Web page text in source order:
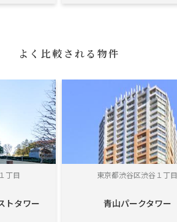
よく比較される物件
丁目
トタワー
東京都渋谷区渋谷１丁目
青山パークタワー